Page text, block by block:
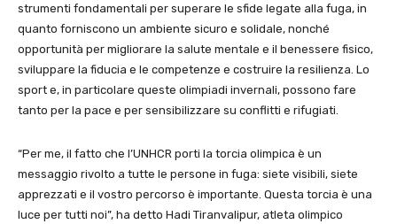
strumenti fondamentali per superare le sfide legate alla fuga, in
quanto forniscono un ambiente sicuro e solidale, nonché
opportunità per migliorare la salute mentale e il benessere fisico,
sviluppare la fiducia e le competenze e costruire la resilienza. Lo
sport e, in particolare queste olimpiadi invernali, possono fare
tanto per la pace e per sensibilizzare su conflitti e rifugiati.
“Per me, il fatto che l’UNHCR porti la torcia olimpica è un
messaggio rivolto a tutte le persone in fuga: siete visibili, siete
apprezzati e il vostro percorso è importante. Questa torcia è una
luce per tutti noi”, ha detto Hadi Tiranvalipur, atleta olimpico